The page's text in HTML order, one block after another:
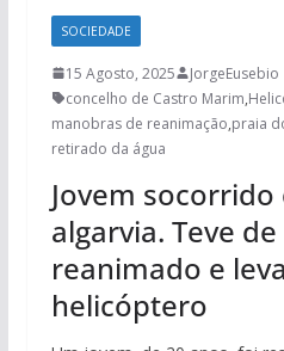
SOCIEDADE
15 Agosto, 2025
JorgeEusebio
concelho de Castro Marim,
manobras de reanimação,praia
retirado da água
Jovem
algarvia. Teve
reanimado e
helicóptero